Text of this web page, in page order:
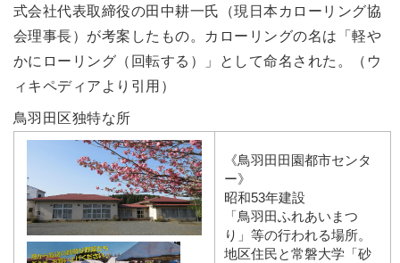
式会社代表取締役の田中耕一氏（現日本カローリング協
会理事長）が考案したもの。カローリングの名は「軽や
かにローリング（回転する）」として命名された。（ウ
ィキペディアより引用）
鳥羽田区独特な所
《鳥羽田田園都市センタ
ー》
昭和53年建設
「鳥羽田ふれあいまつ
り」等の行われる場所。
地区住民と常磐大学「砂